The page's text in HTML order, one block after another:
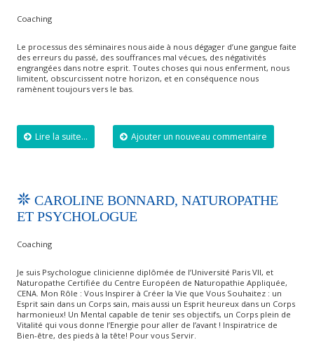
Coaching
Le processus des séminaires nous aide à nous dégager d’une gangue faite
des erreurs du passé, des souffrances mal vécues, des négativités
engrangées dans notre esprit. Toutes choses qui nous enferment, nous
limitent, obscurcissent notre horizon, et en conséquence nous
ramènent toujours vers le bas.
Lire la suite... Ajouter un nouveau commentaire
CAROLINE BONNARD, NATUROPATHE
ET PSYCHOLOGUE
Coaching
Je suis Psychologue clinicienne diplômée de l’Université Paris VII, et
Naturopathe Certifiée du Centre Européen de Naturopathie Appliquée,
CENA. Mon Rôle : Vous Inspirer à Créer la Vie que Vous Souhaitez : un
Esprit sain dans un Corps sain, mais aussi un Esprit heureux dans un Corps
harmonieux! Un Mental capable de tenir ses objectifs, un Corps plein de
Vitalité qui vous donne l’Energie pour aller de l’avant ! Inspiratrice de
Bien-être, des pieds à la tête! Pour vous Servir.